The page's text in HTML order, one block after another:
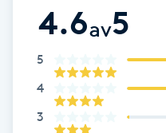
Hälsprickor
Idrottsmassage
4.6av5
5
4
3